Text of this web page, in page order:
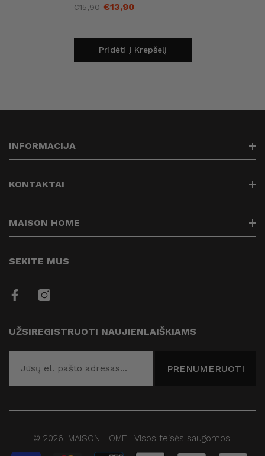
kaina
€15,90
kaina
€13,90
Pridėti Į Krepšelį
INFORMACIJA
Paieška
Kontaktai
Prekių pristatymas
Prekių grąžinimas
Privatumo politika
Taisyklės
Blogas
KONTAKTAI
info@maisonhome.lt
+37061313514
MAISON HOME
Kuriame Jūsų namų jaukumą
SEKITE MUS
UŽSIREGISTRUOTI NAUJIENLAIŠKIAMS
PRENUMERUOTI
© 2026, MAISON HOME . Visos teisės saugomos.